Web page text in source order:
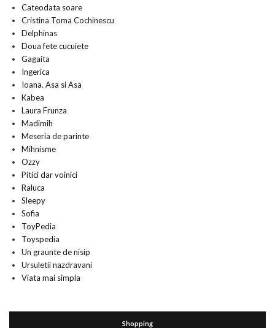
Cateodata soare
Cristina Toma Cochinescu
Delphinas
Doua fete cucuiete
Gagaita
Ingerica
Ioana. Asa si Asa
Kabea
Laura Frunza
Madimih
Meseria de parinte
Mihnisme
Ozzy
Pitici dar voinici
Raluca
Sleepy
Sofia
ToyPedia
Toyspedia
Un graunte de nisip
Ursuletii nazdravani
Viata mai simpla
Shopping